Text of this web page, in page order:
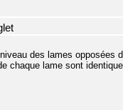
des lames
chaque lame sont